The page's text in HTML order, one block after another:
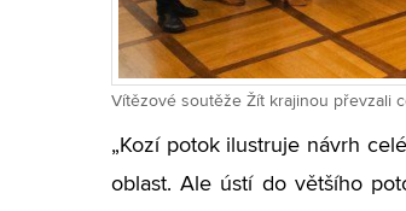
Vítězové soutěže Žít krajinou převzali
„Kozí potok ilustruje návrh
oblast. Ale ústí do většího